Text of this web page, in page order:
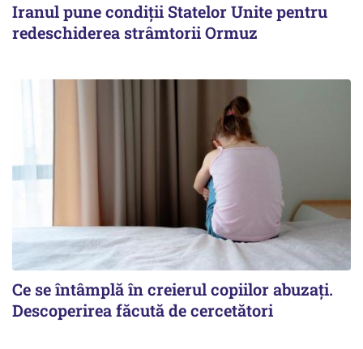
Iranul pune condiții Statelor Unite pentru
redeschiderea strâmtorii Ormuz
Ce se întâmplă în creierul copiilor abuzați.
Descoperirea făcută de cercetători